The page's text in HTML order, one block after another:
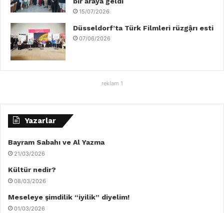
15/07/2026
Düsseldorf’ta Türk Filmleri rüzgậrı esti
07/06/2026
reklam 1
Yazarlar
Bayram Sabahı ve Al Yazma
21/03/2026
Kültür nedir?
08/03/2026
Meseleye şimdilik “iyilik” diyelim!
01/03/2026